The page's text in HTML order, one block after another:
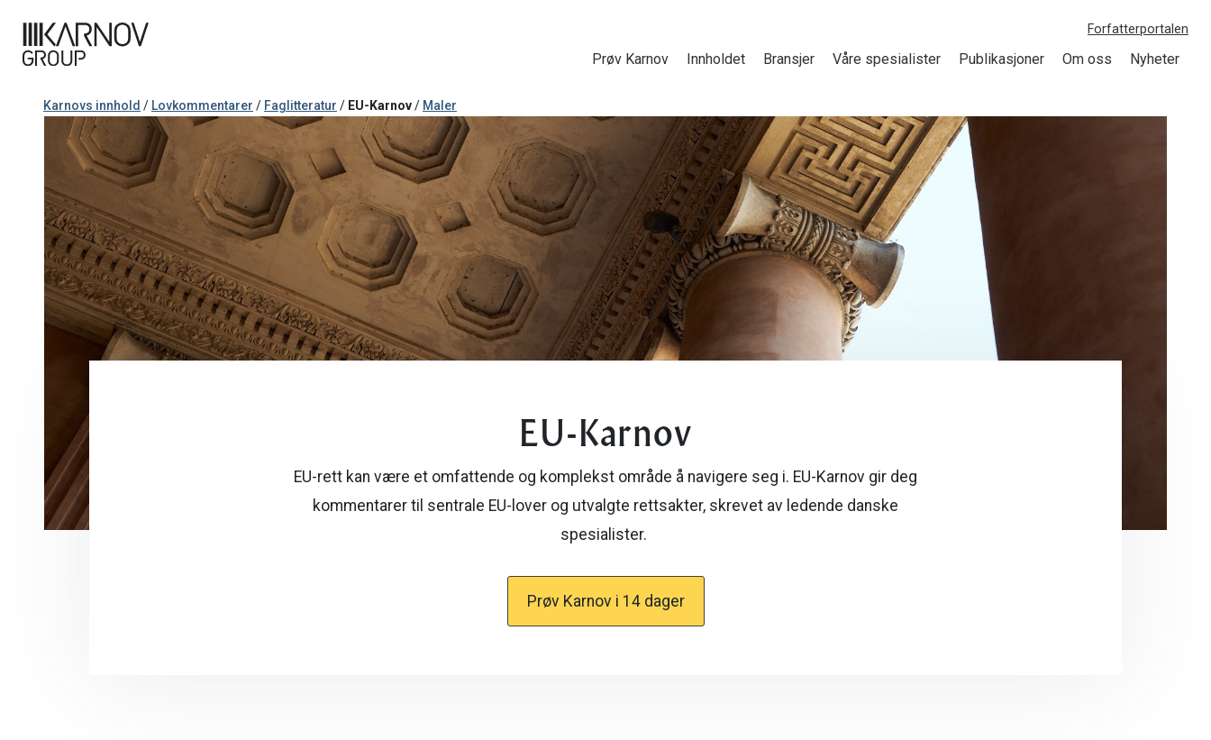
Forfatterportalen
Prøv Karnov Innholdet Bransjer Våre spesialister Publikasjoner Om oss Nyheter
Karnovs innhold / Lovkommentarer / Faglitteratur / EU-Karnov/ Maler
EU-Karnov
EU-rett kan være et omfattende og komplekst område å navigere seg i. EU-Karnov gir deg
kommentarer til sentrale EU-lover og utvalgte rettsakter, skrevet av ledende danske
spesialister.
Prøv Karnov i 14 dager